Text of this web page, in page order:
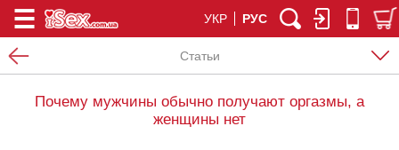
УКР РУС
Статьи
Почему мужчины обычно получают оргазмы, а
женщины нет